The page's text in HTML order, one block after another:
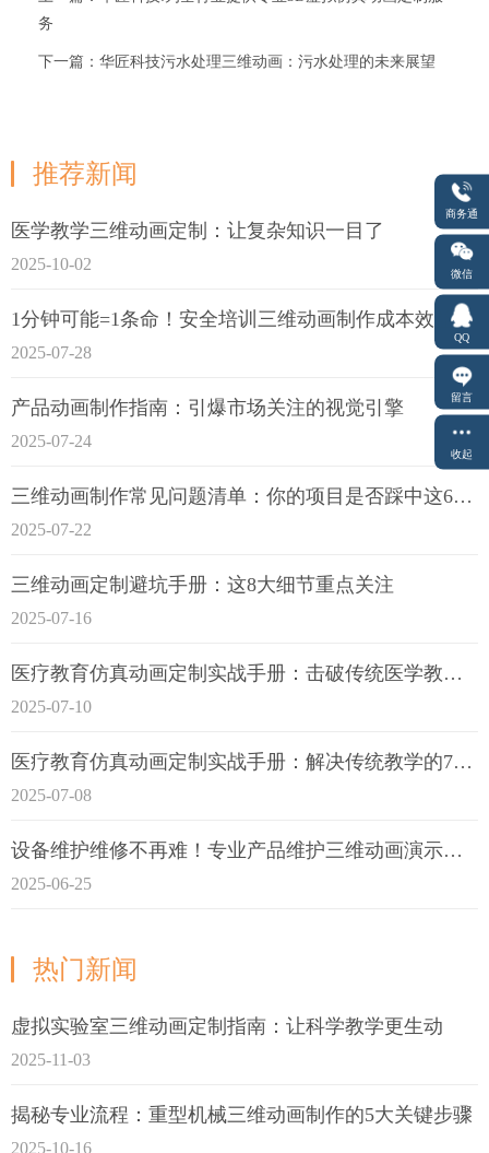
务
下一篇：华匠科技污水处理三维动画：污水处理的未来展望
推荐新闻
医学教学三维动画定制：让复杂知识一目了
2025-10-02
1分钟可能=1条命！安全培训三维动画制作成本效益深度拆解
2025-07-28
产品动画制作指南：引爆市场关注的视觉引擎
2025-07-24
三维动画制作常见问题清单：你的项目是否踩中这6大技术雷区？
2025-07-22
三维动画定制避坑手册：这8大细节重点关注
2025-07-16
医疗教育仿真动画定制实战手册：击破传统医学教育7大痛点
2025-07-10
医疗教育仿真动画定制实战手册：解决传统教学的7大痛点
2025-07-08
设备维护维修不再难！专业产品维护三维动画演示定制指南
2025-06-25
热门新闻
虚拟实验室三维动画定制指南：让科学教学更生动
2025-11-03
揭秘专业流程：重型机械三维动画制作的5大关键步骤
2025-10-16
商务通
微信
QQ
留言
收起